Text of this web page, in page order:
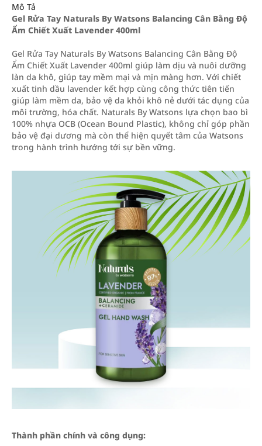
Mô Tả
Gel Rửa Tay Naturals By Watsons Balancing Cân Bằng Độ
Ẩm Chiết Xuất Lavender 400ml
Gel Rửa Tay Naturals By Watsons Balancing Cân Bằng Độ
Ẩm Chiết Xuất Lavender 400ml giúp làm dịu và nuôi dưỡng
làn da khô, giúp tay mềm mại và mịn màng hơn. Với chiết
xuất tinh dầu lavender kết hợp cùng công thức tiên tiến
giúp làm mềm da, bảo vệ da khỏi khô nẻ dưới tác dụng của
môi trường, hóa chất. Naturals By Watsons lựa chọn bao bì
100% nhựa OCB (Ocean Bound Plastic), không chỉ góp phần
bảo vệ đại dương mà còn thể hiện quyết tâm của Watsons
trong hành trình hướng tới sự bền vững.
Thành phần chính và công dụng: